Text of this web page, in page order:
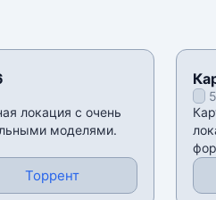
локация с очень
моделями.
Торрент